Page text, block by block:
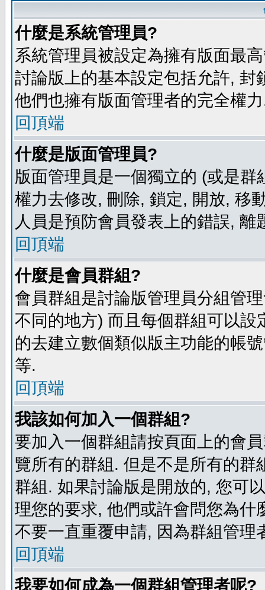
什麼是系統管理員?
系統管理員被設定為擁有版面最
討論版上的基本設定包括允許,
他們也擁有版面管理者的完全權
回頂端
什麼是版面管理員?
版面管理員是一個獨立的 (或是
權力去修改, 刪除, 鎖定, 開放, 移
人員是預防會員發表上的錯誤, 離
回頂端
什麼是會員群組?
會員群組是討論版管理員分組管
不同的地方) 而且每個群組可以
的去建立數個類似版主功能的帳
等.
回頂端
我該如何加入一個群組?
要加入一個群組請按頁面上的會
覽所有的群組. 但是不是所有的
群組. 如果討論版是開放的, 您可
理您的要求, 他們或許會問您為
不要一直重覆申請, 因為群組管理
回頂端
我要如何成為一個群組管理者呢?